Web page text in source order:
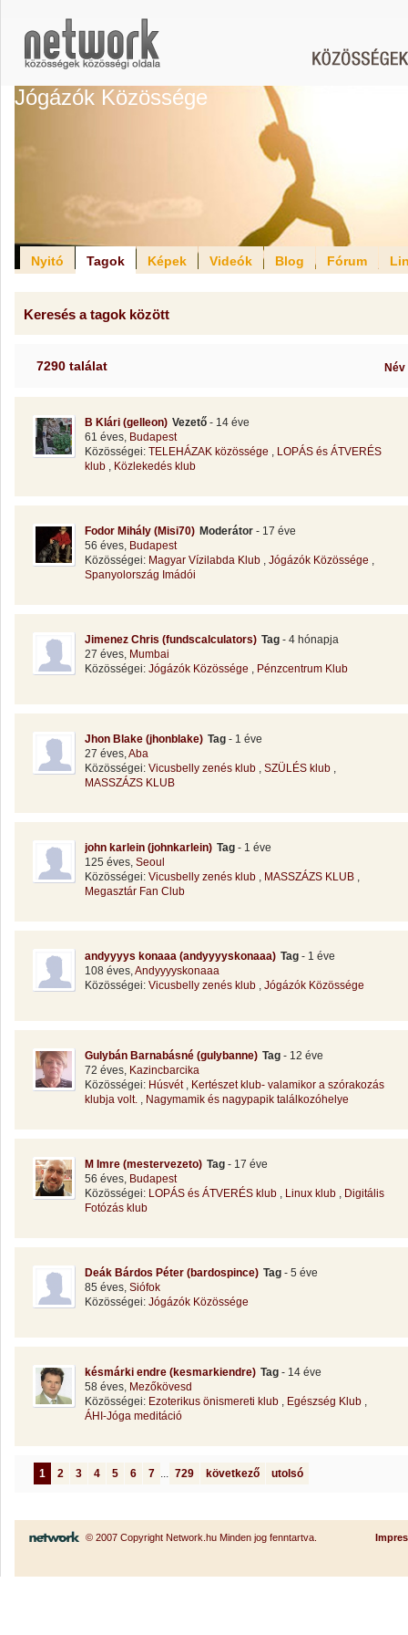
Jógázók Közössége
Nyitó Tagok Képek Videók Blog Fórum
Keresés a tagok között
7290 találat Név
B Klári (gelleon) Vezető - 14 éve
61 éves, Budapest
Közösségei: TELEHÁZAK közössége , LOPÁS és ÁTVERÉS
klub , Közlekedés klub
Fodor Mihály (Misi70) Moderátor - 17 éve
56 éves, Budapest
Közösségei: Magyar Vízilabda Klub , Jógázók Közössége ,
Spanyolország Imádói
Jimenez Chris (fundscalculators) Tag - 4 hónapja
27 éves, Mumbai
Közösségei: Jógázók Közössége , Pénzcentrum Klub
Jhon Blake (jhonblake) Tag - 1 éve
27 éves,Aba
Közösségei: Vicusbelly zenés klub , SZÜLÉS klub ,
MASSZÁZS KLUB
john karlein (johnkarlein) Tag - 1 éve
125 éves, Seoul
Közösségei: Vicusbelly zenés klub , MASSZÁZS KLUB ,
Megasztár Fan Club
andyyyys konaaa (andyyyyskonaaa) Tag - 1 éve
108 éves,Andyyyyskonaaa
Közösségei: Vicusbelly zenés klub , Jógázók Közössége
Gulybán Barnabásné (gulybanne) Tag - 12 éve
72 éves, Kazincbarcika
Közösségei: Húsvét, Kertészet klub- valamikor a szórakozás
klubja volt. , Nagymamik és nagypapik találkozóhelye
M Imre (mestervezeto) Tag - 17 éve
56 éves, Budapest
Közösségei: LOPÁS és ÁTVERÉS klub , Linux klub , Digitális
Fotózás klub
Deák Bárdos Péter (bardospince) Tag - 5 éve
85 éves, Siófok
Közösségei: Jógázók Közössége
késmárki endre (kesmarkiendre) Tag - 14 éve
58 éves, Mezőkövesd
Közösségei: Ezoterikus önismereti klub , Egészség Klub ,
ÁHI-Jóga meditáció
1 2 3 4 5 6 7 ... 729 következő utolsó
© 2007 Copyright Network.hu Minden jog fenntartva.